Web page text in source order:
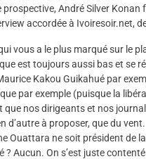
André Silver Konan
accordée à Ivoiresoir.net,
vous a le plus marqué sur le
est toujours aussi bas et se
Kakou Guikahué par
par exemple (puisque la
nos dirigeants et nos
d’autre à proposer, que du vent.
Ouattara ne soit président de
Aucun. On s’est juste